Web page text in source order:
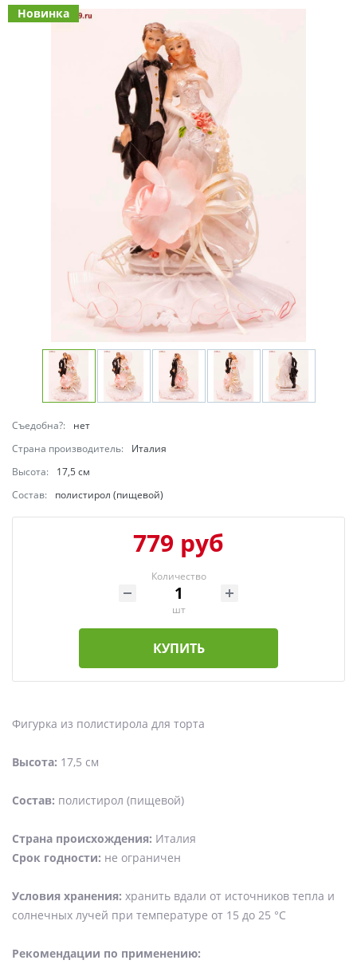
Новинка
Съедобна?:
нет
Страна производитель:
Италия
Высота:
17,5 см
Состав:
полистирол (пищевой)
779 руб
Количество
шт
КУПИТЬ
Фигурка из полистирола для торта
Высота: 17,5 см
Состав: полистирол (пищевой)
Страна происхождения: Италия
Срок годности: не ограничен
Условия хранения: хранить вдали от источников тепла и
солнечных лучей при температуре от 15 до 25 °C
Рекомендации по применению: